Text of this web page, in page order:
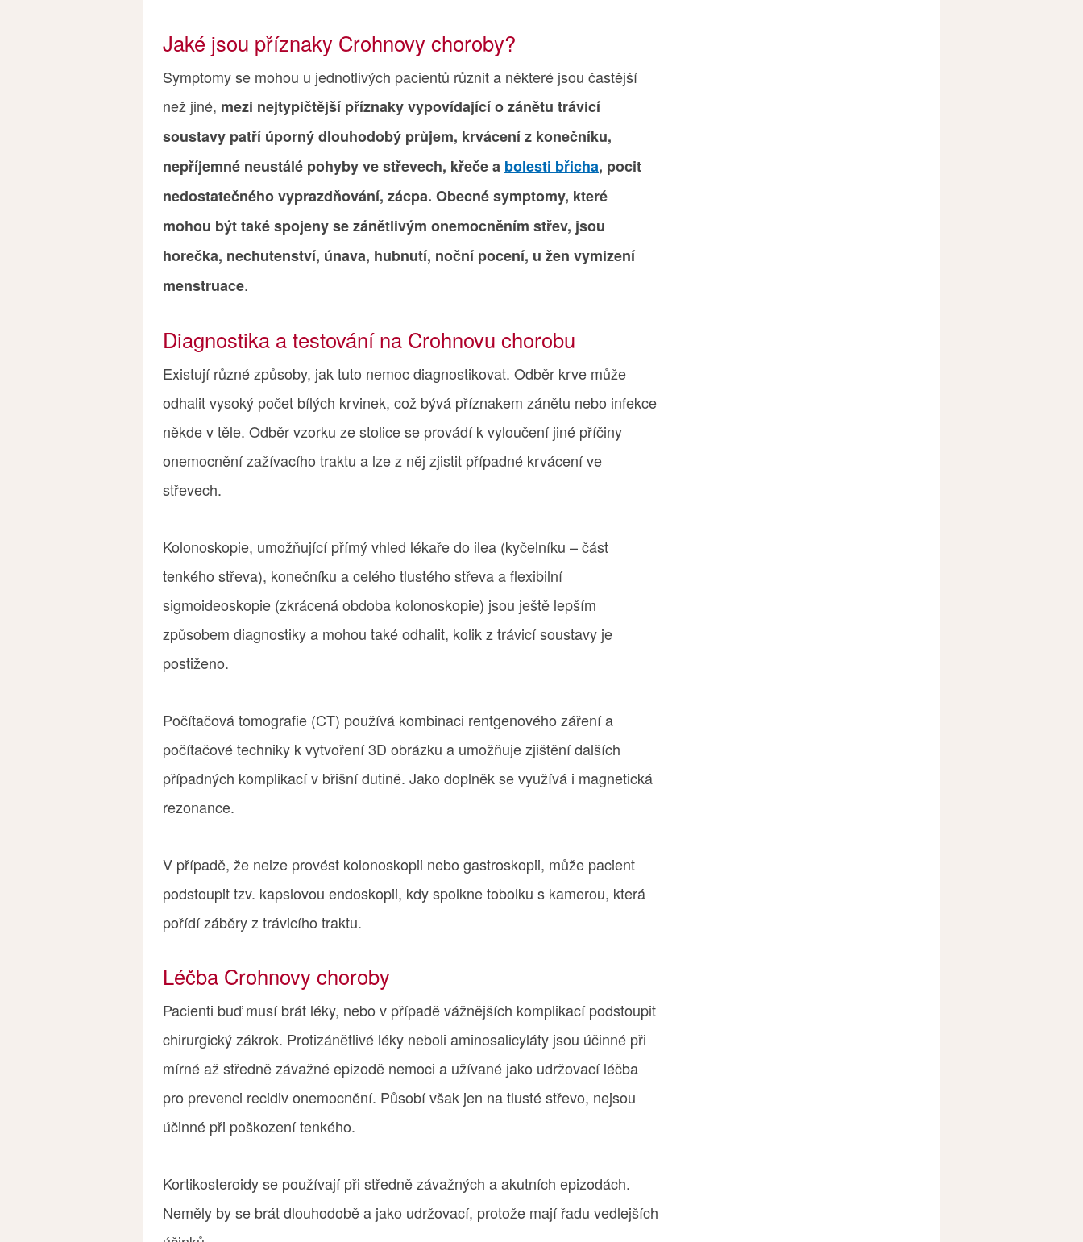
Jaké jsou příznaky Crohnovy choroby?
Symptomy se mohou u jednotlivých pacientů různit a některé jsou častější
než jiné, mezi nejtypičtější příznaky vypovídající o zánětu trávicí
soustavy patří úporný dlouhodobý průjem, krvácení z konečníku,
nepříjemné neustálé pohyby ve střevech, křeče a bolesti břicha, pocit
nedostatečného vyprazdňování, zácpa. Obecné symptomy, které
mohou být také spojeny se zánětlivým onemocněním střev, jsou
horečka, nechutenství, únava, hubnutí, noční pocení, u žen vymizení
menstruace.
Diagnostika a testování na Crohnovu chorobu
Existují různé způsoby, jak tuto nemoc diagnostikovat. Odběr krve může
odhalit vysoký počet bílých krvinek, což bývá příznakem zánětu nebo infekce
někde v těle. Odběr vzorku ze stolice se provádí k vyloučení jiné příčiny
onemocnění zažívacího traktu a lze z něj zjistit případné krvácení ve
střevech.
Kolonoskopie, umožňující přímý vhled lékaře do ilea (kyčelníku – část
tenkého střeva), konečníku a celého tlustého střeva a flexibilní
sigmoideoskopie (zkrácená obdoba kolonoskopie) jsou ještě lepším
způsobem diagnostiky a mohou také odhalit, kolik z trávicí soustavy je
postiženo.
Počítačová tomografie (CT) používá kombinaci rentgenového záření a
počítačové techniky k vytvoření 3D obrázku a umožňuje zjištění dalších
případných komplikací v břišní dutině. Jako doplněk se využívá i magnetická
rezonance.
V případě, že nelze provést kolonoskopii nebo gastroskopii, může pacient
podstoupit tzv. kapslovou endoskopii, kdy spolkne tobolku s kamerou, která
pořídí záběry z trávicího traktu.
Léčba Crohnovy choroby
Pacienti buď musí brát léky, nebo v případě vážnějších komplikací podstoupit
chirurgický zákrok. Protizánětlivé léky neboli aminosalicyláty jsou účinné při
mírné až středně závažné epizodě nemoci a užívané jako udržovací léčba
pro prevenci recidiv onemocnění. Působí však jen na tlusté střevo, nejsou
účinné při poškození tenkého.
Kortikosteroidy se používají při středně závažných a akutních epizodách.
Neměly by se brát dlouhodobě a jako udržovací, protože mají řadu vedlejších